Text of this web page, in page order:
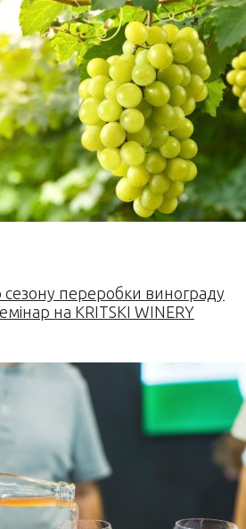
сезону переробки винограду
на KRITSKI WINERY